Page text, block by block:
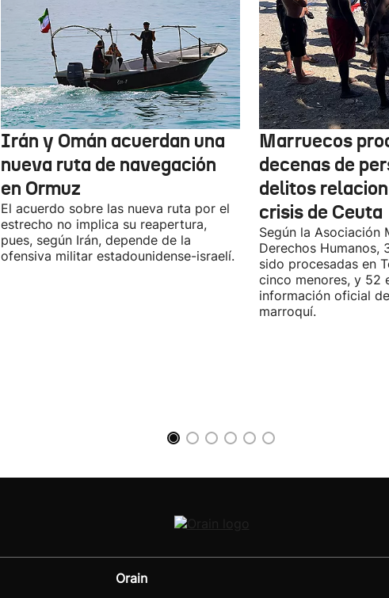
Irán y Omán acuerdan una
nueva ruta de navegación
en Ormuz
El acuerdo sobre las nueva ruta por el
estrecho no implica su reapertura,
pues, según Irán, depende de la
ofensiva militar estadounidense-israelí.
Marruecos
decenas de
delitos
crisis de Ceuta
Según la Asociación
Derechos Humanos,
sido procesadas en
cinco menores, y 52
información oficial
marroquí.
Orain